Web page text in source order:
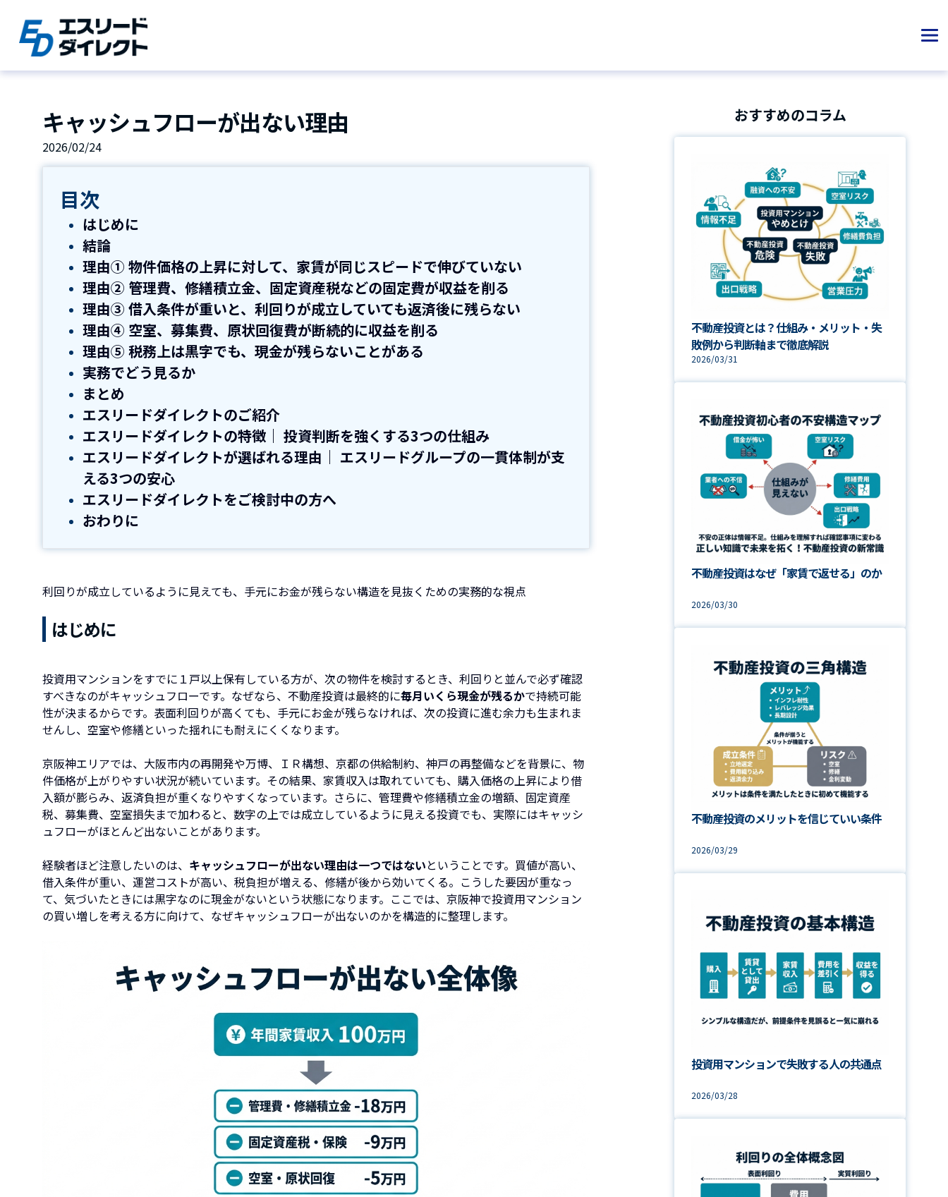
content
キャッシュフローが出ない理由
2026/02/24
目次
はじめに
結論
理由① 物件価格の上昇に対して、家賃が同じスピードで伸びていない
理由② 管理費、修繕積立金、固定資産税などの固定費が収益を削る
理由③ 借入条件が重いと、利回りが成立していても返済後に残らない
理由④ 空室、募集費、原状回復費が断続的に収益を削る
理由⑤ 税務上は黒字でも、現金が残らないことがある
実務でどう見るか
まとめ
エスリードダイレクトのご紹介
エスリードダイレクトの特徴｜ 投資判断を強くする3つの仕組み
エスリードダイレクトが選ばれる理由｜ エスリードグループの一貫体制が支
える3つの安心
エスリードダイレクトをご検討中の方へ
おわりに
利回りが成立しているように見えても、手元にお金が残らない構造を見抜くための実務的な視点
はじめに
投資用マンションをすでに１戸以上保有している方が、次の物件を検討するとき、利回りと並んで必ず確認
すべきなのがキャッシュフローです。なぜなら、不動産投資は最終的に毎月いくら現金が残るかで持続可能
性が決まるからです。表面利回りが高くても、手元にお金が残らなければ、次の投資に進む余力も生まれま
せんし、空室や修繕といった揺れにも耐えにくくなります。
京阪神エリアでは、大阪市内の再開発や万博、ＩＲ構想、京都の供給制約、神戸の再整備などを背景に、物
件価格が上がりやすい状況が続いています。その結果、家賃収入は取れていても、購入価格の上昇により借
入額が膨らみ、返済負担が重くなりやすくなっています。さらに、管理費や修繕積立金の増額、固定資産
税、募集費、空室損失まで加わると、数字の上では成立しているように見える投資でも、実際にはキャッシ
ュフローがほとんど出ないことがあります。
経験者ほど注意したいのは、 キャッシュフローが出ない理由は一つではないということです。買値が高い、
借入条件が重い、運営コストが高い、税負担が増える、修繕が後から効いてくる。こうした要因が重なっ
て、気づいたときには黒字なのに現金がないという状態になります。ここでは、京阪神で投資用マンション
の買い増しを考える方に向けて、なぜキャッシュフローが出ないのかを構造的に整理します。
おすすめのコラム
不動産投資とは？仕組み・メリット・失
敗例から判断軸まで徹底解説
2026/03/31
不動産投資はなぜ「家賃で返せる」のか
2026/03/30
不動産投資のメリットを信じていい条件
2026/03/29
投資用マンションで失敗する人の共通点
2026/03/28